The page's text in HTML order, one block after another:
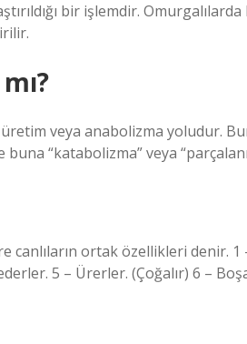
bir işlemdir.
veya anabolizma yoludur.
“katabolizma” veya
canlıların ortak özellikleri denir.
5 – Ürerler. (Çoğalır) 6 –